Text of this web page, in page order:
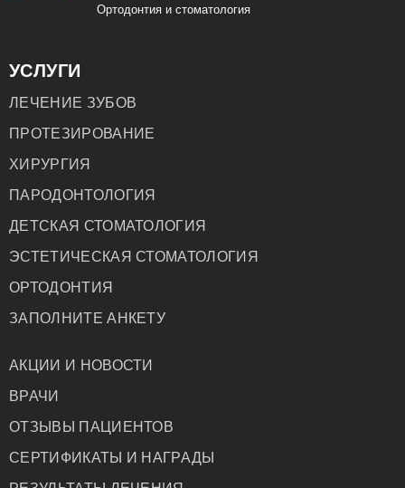
Ортодонтия и стоматология
УСЛУГИ
ЛЕЧЕНИЕ ЗУБОВ
ПРОТЕЗИРОВАНИЕ
ХИРУРГИЯ
ПАРОДОНТОЛОГИЯ
ДЕТСКАЯ СТОМАТОЛОГИЯ
ЭСТЕТИЧЕСКАЯ СТОМАТОЛОГИЯ
ОРТОДОНТИЯ
ЗАПОЛНИТЕ АНКЕТУ
АКЦИИ И НОВОСТИ
ВРАЧИ
ОТЗЫВЫ ПАЦИЕНТОВ
СЕРТИФИКАТЫ И НАГРАДЫ